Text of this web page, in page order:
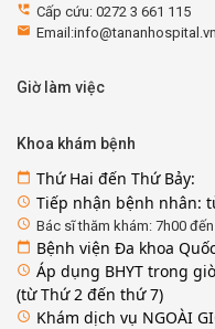
perm_phone_msg Cấp cứu: 0272 3 661 115
email Email:info@tananhospital.vn
Giờ làm việc
Khoa khám bệnh
calendar_today Thứ Hai đến Thứ Bảy:
access_time Tiếp nhận bệnh nhân:
access_time Bác sĩ thăm khám: 7h00
calendar_today Bệnh viện Đa khoa
access_time Áp dụng BHYT trong
(từ Thứ 2 đến thứ 7)
access_time Khám dịch vụ NGOÀI